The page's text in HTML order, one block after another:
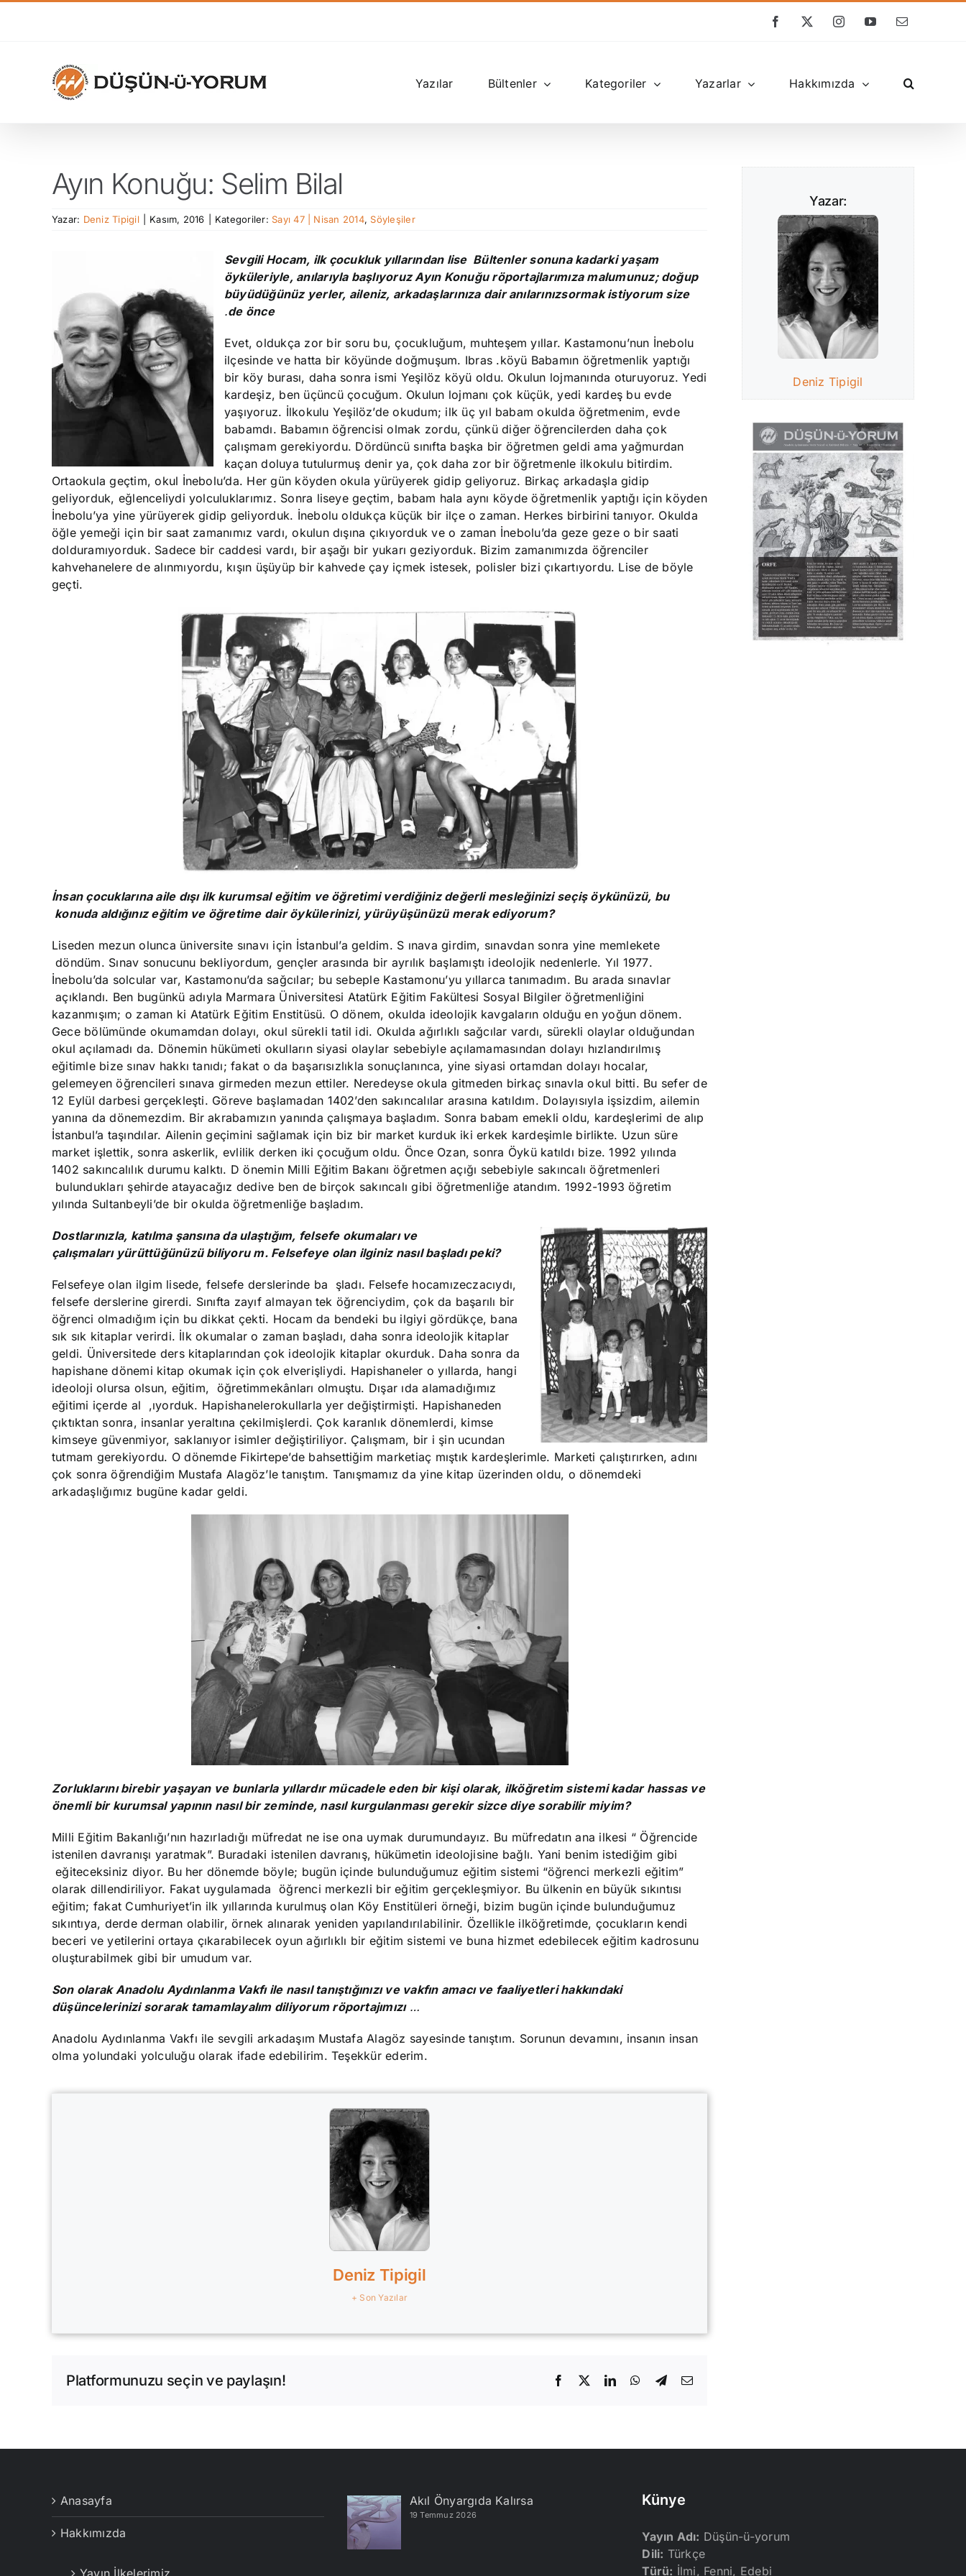
Facebook
X InstagramYouTube
E-
Yazılar Bültenler Kategoriler Yazarlar Hakkımızda
Ayın Konuğu: Selim Bilal
Yazar: Deniz Tipigil Kasım, 2016 Kategoriler: Sayı 47 | Nisan 2014, Söyleşiler
Sevgili Hocam, ilk çocukluk yıllarından lise Bültenler sonuna kadarki yaşam
öyküleriyle, anılarıyla başlıyoruz Ayın Konuğu röportajlarımıza malumunuz; doğup
büyüdüğünüz yerler, aileniz, arkadaşlarınıza dair anılarınızsormak istiyorum size
de önce
.
Evet, oldukça zor bir soru bu, çocukluğum, muhteşem yıllar. Kastamonu’nun İnebolu
ilçesinde ve hatta bir köyünde doğmuşum. Ibras köyü. Babamın öğretmenlik yaptığı
bir köy burası, daha sonra ismi Yeşilöz köyü oldu. Okulun lojmanında oturuyoruz. Yedi
kardeşiz, ben üçüncü çocuğum. Okulun lojmanı çok küçük, yedi kardeş bu evde
yaşıyoruz. İlkokulu Yeşilöz’de okudum; ilk üç yıl babam okulda öğretmenim, evde
babamdı. Babamın öğrencisi olmak zordu, çünkü diğer öğrencilerden daha çok
çalışmam gerekiyordu. Dördüncü sınıfta başka bir öğretmen geldi ama yağmurdan
kaçan doluya tutulurmuş denir ya, çok daha zor bir öğretmenle ilkokulu bitirdim.
Ortaokula geçtim, okul İnebolu’da. Her gün köyden okula yürüyerek gidip geliyoruz. Birkaç arkadaşla gidip
geliyorduk, eğlenceliydi yolculuklarımız. Sonra liseye geçtim, babam hala aynı köyde öğretmenlik yaptığı için köyden
İnebolu’ya yine yürüyerek gidip geliyorduk. İnebolu oldukça küçük bir ilçe o zaman. Herkes birbirini tanıyor. Okulda
öğle yemeği için bir saat zamanımız vardı, okulun dışına çıkıyorduk ve o zaman İnebolu’da geze geze o bir saati
dolduramıyorduk. Sadece bir caddesi vardı, bir aşağı bir yukarı geziyorduk. Bizim zamanımızda öğrenciler
kahvehanelere de alınmıyordu, kışın üşüyüp bir kahvede çay içmek istesek, polisler bizi çıkartıyordu. Lise de böyle
geçti.
İnsan çocuklarına aile dışı ilk kurumsal eğitim ve öğretimi verdiğiniz değerli mesleğinizi seçiş öykünüzü, bu
konuda aldığınız eğitim ve öğretime dair öykülerinizi, yürüyüşünüzü merak ediyorum?
Liseden mezun olunca üniversite sınavı için İstanbul’a geldim. S ınava girdim, sınavdan sonra yine memlekete
döndüm. Sınav sonucunu bekliyordum, gençler arasında bir ayrılık başlamıştı ideolojik nedenlerle. Yıl 1977.
İnebolu’da solcular var, Kastamonu’da sağcılar; bu sebeple Kastamonu’yuyıllarca tanımadım. Bu arada sınavlar
açıklandı. Ben bugünkü adıyla Marmara Üniversitesi Atatürk Eğitim Fakültesi Sosyal Bilgiler öğretmenliğini
kazanmışım; o zaman ki Atatürk Eğitim Enstitüsü. O dönem, okulda ideolojik kavgaların olduğu en yoğun dönem.
Gece bölümünde okumamdan dolayı, okul sürekli tatil idi. Okulda ağırlıklı sağcılar vardı, sürekli olaylar olduğundan
okul açılamadı da. Dönemin hükümeti okulların siyasi olaylar sebebiyle açılamamasından dolayı hızlandırılmış
eğitimle bize sınav hakkı tanıdı; fakat o da başarısızlıkla sonuçlanınca, yine siyasi ortamdan dolayı hocalar,
gelemeyen öğrencileri sınava girmeden mezun ettiler. Neredeyse okula gitmeden birkaç sınavla okul bitti. Bu sefer de
12 Eylül darbesi gerçekleşti. Göreve başlamadan 1402’den sakıncalılar arasına katıldım. Dolayısıyla işsizdim, ailemin
yanına da dönemezdim. Bir akrabamızın yanında çalışmaya başladım. Sonra babam emekli oldu, kardeşlerimi de alıp
İstanbul’a taşındılar. Ailenin geçimini sağlamak için biz bir market kurduk iki erkek kardeşimle birlikte. Uzun süre
market işlettik, sonra askerlik, evlilik derken iki çocuğum oldu. Önce Ozan, sonra Öykü katıldı bize. 1992 yılında
1402 sakıncalılık durumu kalktı. DöneminMilli Eğitim Bakanı öğretmen açığı sebebiyle sakıncalı öğretmenleri
bulundukları şehirde atayacağız dedive ben de birçok sakıncalı gibi öğretmenliğe atandım. 1992-1993 öğretim
yılında Sultanbeyli’de bir okulda öğretmenliğe başladım.
Dostlarınızla, katılma şansına da ulaştığım, felsefe okumaları ve
çalışmaları
yürüttüğünüzü biliyoru m. Felsefeye olan ilginiz nasıl başladı peki?
Felsefeye olan ilgim lisede, felsefe derslerinde ba şladı. Felsefe hocamızeczacıydı,
felsefe derslerine girerdi. Sınıfta zayıf almayan tek öğrenciydim, çok da başarılı bir
öğrenci olmadığım için bu dikkat çekti. Hocam da bendeki bu ilgiyi gördükçe, bana
sık sık kitaplar verirdi. İlk okumalar o zaman başladı, daha sonra ideolojik kitaplar
geldi. Üniversitede ders kitaplarından çok ideolojik kitaplar okurduk. Daha sonra da
hapishane dönemi kitap okumak için çok elverişliydi. Hapishaneler o yıllarda, hangi
ideoloji olursa olsun, eğitim, öğretimmekânları olmuştu. Dışar ıda alamadığımız
eğitimi içerde al
ıyorduk. Hapishaneler,okullarla yer değiştirmişti. Hapishaneden
çıktıktan sonra, insanlar yeraltına çekilmişlerdi. Çok karanlık dönemlerdi, kimse
kimseye güvenmiyor, saklanıyor isimler değiştiriliyor. Çalışmam, bir i şin ucundan
tutmam gerekiyordu. O dönemde Fikirtepe’de bahsettiğim marketi
mıştık kardeşlerimle. Marketi çalıştırırken, adını
çok sonra öğrendiğim Mustafa Alagöz’le tanıştım. Tanışmamız da yine kitap üzerinden oldu, o dönemdeki
arkadaşlığımız bugüne kadar geldi.
Zorluklarını birebir yaşayan ve bunlarla yıllardır mücadele eden bir kişi olarak, ilköğretim sistemi kadar hassas ve
önemli bir kurumsal yapının nasıl bir zeminde, nasıl kurgulanması gerekir sizce diye sorabilir miyim?
Milli Eğitim Bakanlığı’nın hazırladığı müfredat ne ise ona uymak durumundayız. Bu müfredatın ana ilkesi “ Öğrencide
istenilen davranışı yaratmak”. Buradaki istenilen davranış, hükümetin ideolojisine bağlı. Yani benim istediğim gibi
eğiteceksiniz diyor. Bu her dönemde böyle; bugün içinde bulunduğumuz eğitim sistemi “öğrenci merkezli eğitim”
olarak dillendiriliyor. Fakat uygulamadaöğrenci merkezli bir eğitim gerçekleşmiyor. Bu ülkenin en büyük sıkıntısı
eğitim; fakat Cumhuriyet’in ilk yıllarında kurulmuş olan Köy Enstitüleri örneği, bizim bugün içinde bulunduğumuz
sıkıntıya, derde derman olabilir, örnek alınarak yeniden yapılandırılabilinir. Özellikle ilköğretimde, çocukların kendi
beceri ve yetilerini ortaya çıkarabilecek oyun ağırlıklı bir eğitim sistemi ve buna hizmet edebilecek eğitim kadrosunu
oluşturabilmek gibi bir umudum var.
Son olarak Anadolu Aydınlanma Vakfı ile nasıl tanıştığınızı ve vakfın amacı ve faaliyetleri hakkındaki
düşüncelerinizi sorarak tamamlayalım diliyorum röportajımızı…
Anadolu Aydınlanma Vakfı ile sevgili arkadaşım Mustafa Alagöz sayesinde tanıştım. Sorunun devamını, insanın insan
olma yolundaki yolculuğu olarak ifade edebilirim. Teşekkür ederim.
Deniz Tipigil
+ Son Yazılar
Platformunuzu seçin ve paylaşın! Facebook LinkedInWhatsApp
Telegram
E-
Yazar:
Deniz Tipigil
Anasayfa
Hakkımızda
Yayın İlkelerimiz
Akıl Önyargıda Kalırsa
19 Temmuz 2026
Künye
Yayın Adı: Düşün-ü-yorum
Dili: Türkçe
Türü: İlmi, Fenni, Edebi